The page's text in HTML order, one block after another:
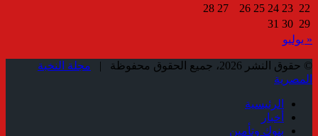
22
23
24
25
26
27
28
29
30
31
« يوليو
© حقوق النشر 2026، جميع الحقوق محفوظة |
مجلة النخبة
المصرية
الرئيسية
أخبار
بنوك وتأمين